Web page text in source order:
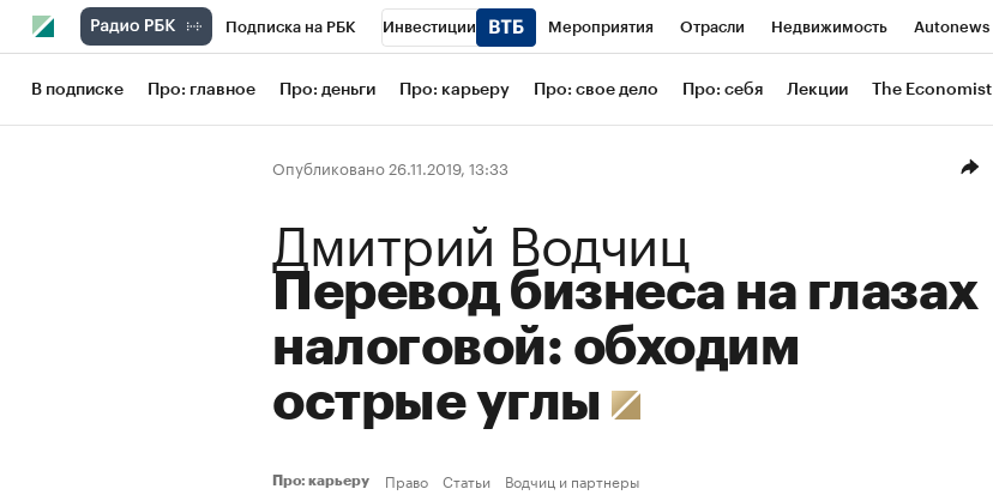
Подписка на РБК Инвестиции Мероприятия Отрасли Недвижимость Autonews
Школа управления РБК РБК Образование РБК Life Тренды Визионеры
Рынок наличной валюты
В подписке Про: главное Про: деньги Про: карьеру Про: свое дело Про: себя Лекции The Economist
Опубликовано 26.11.2019, 13:33
Дмитрий Водчиц
Перевод бизнеса на глазах
налоговой: обходим
острые углы
Про: карьеру Право Статьи Водчиц и партнеры